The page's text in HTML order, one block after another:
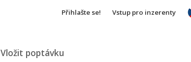
Přihlašte se! Vstup pro inzerenty
Vložit poptávku